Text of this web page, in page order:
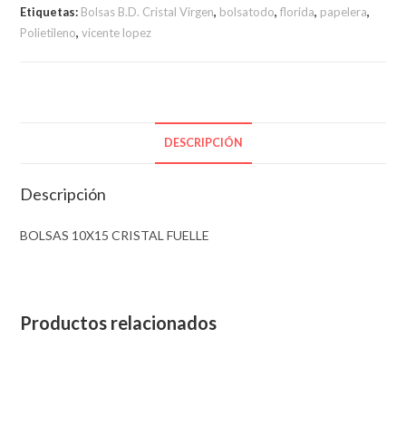
Etiquetas: Bolsas B.D. Cristal Virgen, bolsatodo,florida, papelera,
Polietileno,vicente lopez
DESCRIPCIÓN
Descripción
BOLSAS 10X15 CRISTAL FUELLE
Productos relacionados